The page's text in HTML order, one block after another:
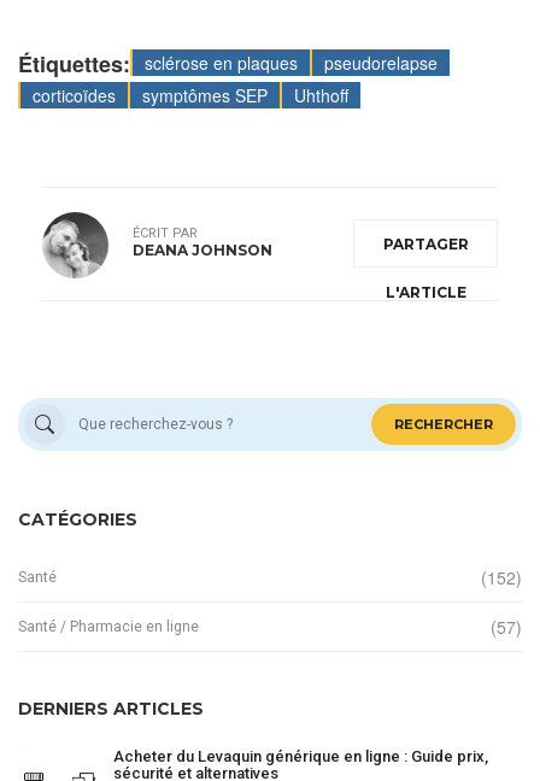
Étiquettes: sclérose en plaques
pseudorelapse
corticoïdes
symptômes SEP Uhthoff
PARTAGER
L'ARTICLE
ÉCRIT PAR
DEANA JOHNSON
RECHERCHER
CATÉGORIES
Santé (152)
Santé / Pharmacie en ligne (57)
DERNIERS ARTICLES
Acheter du Levaquin générique en ligne : Guide prix,
sécurité et alternatives